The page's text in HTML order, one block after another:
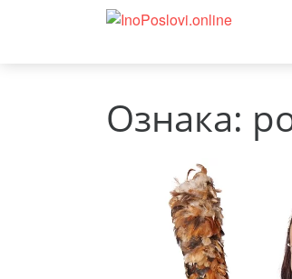
Ознака: